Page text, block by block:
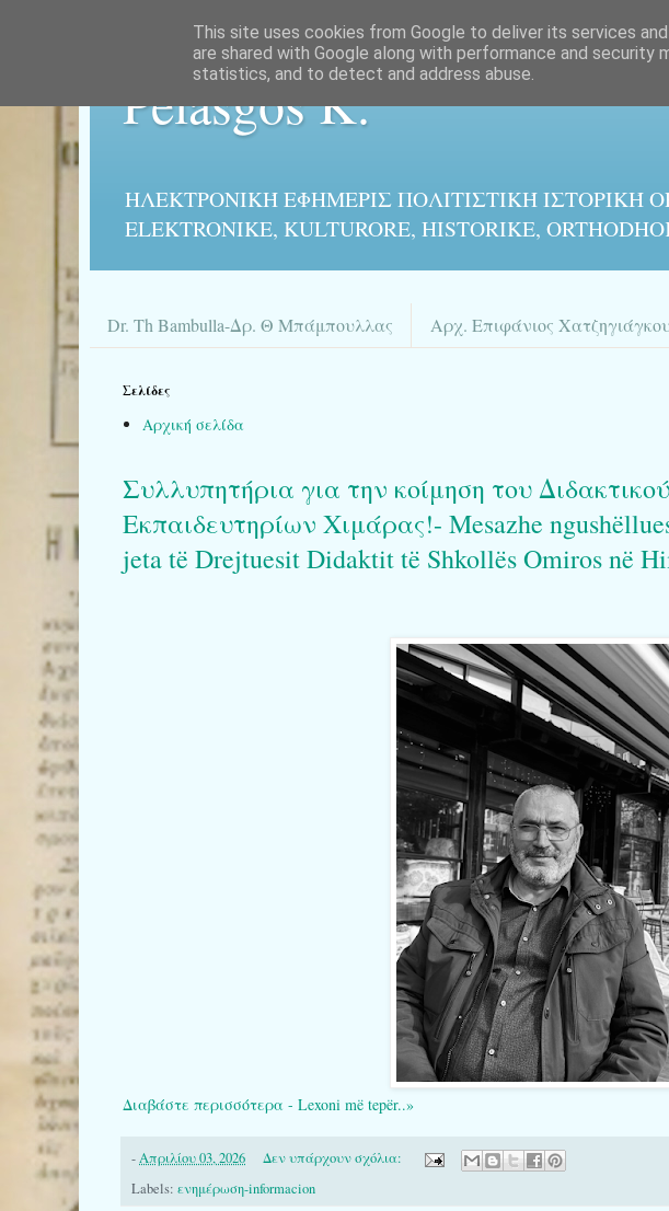
Pelasgos K.
ΗΛΕΚΤΡΟΝΙΚΉ ΕΦΗΜΕΡΙΣ ΠΟΛΙΤΙΣΤΙΚΉ
ELEKTRONIKE, KULTURORE, HISTORIKE,
Dr. Th Bambulla-Δρ. Θ Μπάμπουλλας Αρχ. Επιφάνιος
Σελίδες
Αρχική σελίδα
Συλλυπητήρια για την κοίμηση του
Εκπαιδευτηρίων Χιμάρας!- Mesazhe
jeta të Drejtuesit Didaktit të Shkollës Omiros në
Διαβάστε περισσότερα - Lexoni më tepër..»
-Απριλίου 03, 2026
Δεν υπάρχουν σχόλια:
Labels: ενημέρωση-informacion
This site uses cookies from Google to deliver its services
are shared with Google along with performance and
statistics, and to detect and address abuse.